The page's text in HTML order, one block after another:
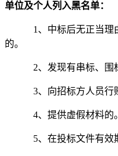
单位及个人列入黑名单：
1、中标后无正当理
的。
2、发现有串标、围
3、向招标方人员行
4、提供虚假材料的。
5、在投标文件有效